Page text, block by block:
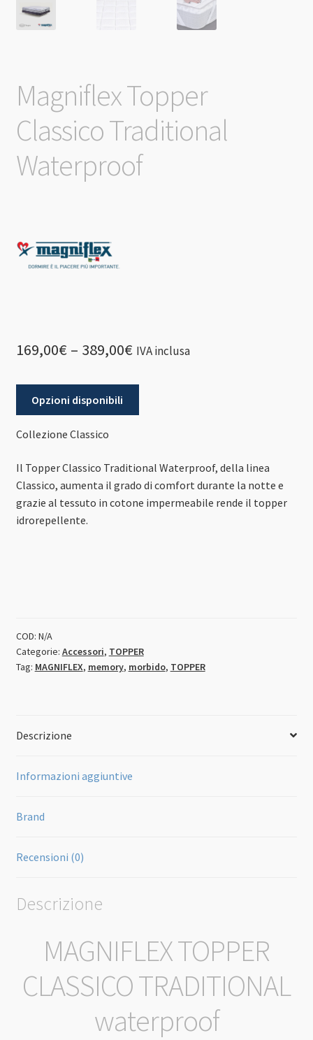
Magniflex Topper
Classico Traditional
Waterproof
169,00€– 389,00€ IVA inclusa
Opzioni disponibili
Collezione Classico
Il Topper Classico Traditional Waterproof, della linea
Classico, aumenta il grado di comfort durante la notte e
grazie al tessuto in cotone impermeabile rende il topper
idrorepellente.
COD: N/A
Categorie: Accessori, TOPPER
Tag: MAGNIFLEX, memory, morbido, TOPPER
Descrizione
Informazioni aggiuntive
Brand
Recensioni (0)
Descrizione
MAGNIFLEX TOPPER
CLASSICO TRADITIONAL
waterproof